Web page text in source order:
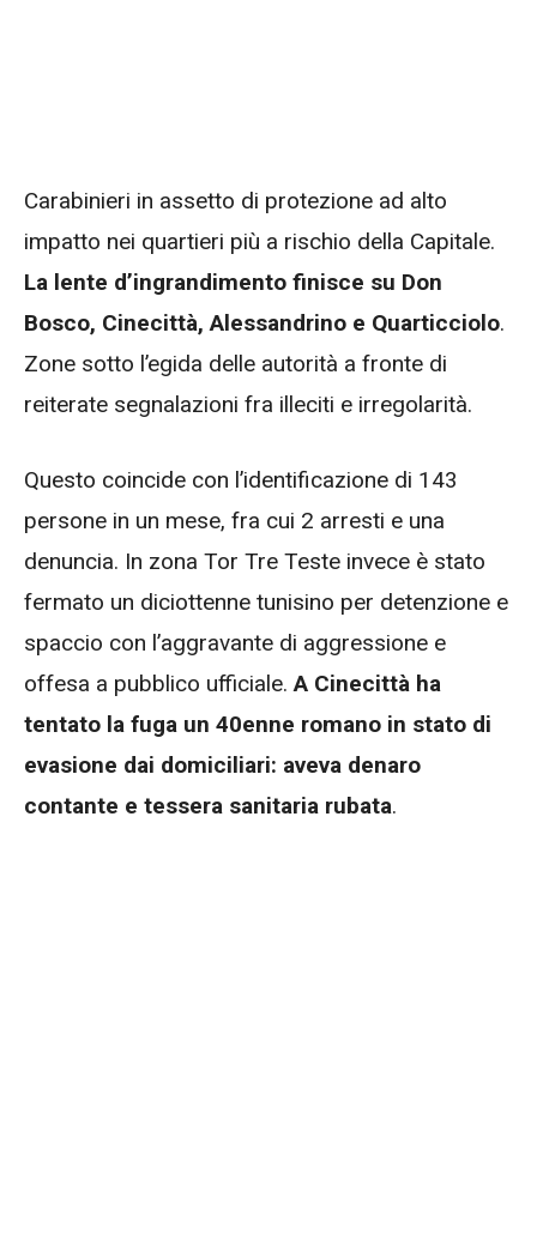
Carabinieri in assetto di protezione ad alto
impatto nei quartieri più a rischio della Capitale.
La lente d’ingrandimento finisce su Don
Bosco, Cinecittà, Alessandrino e Quarticciolo.
Zone sotto l’egida delle autorità a fronte di
reiterate segnalazioni fra illeciti e irregolarità.
Questo coincide con l’identificazione di 143
persone in un mese, fra cui 2 arresti e una
denuncia. In zona Tor Tre Teste invece è stato
fermato un diciottenne tunisino per detenzione e
spaccio con l’aggravante di aggressione e
offesa a pubblico ufficiale.A Cinecittà ha
tentato la fuga un 40enne romano in stato di
evasione dai domiciliari: aveva denaro
contante e tessera sanitaria rubata.